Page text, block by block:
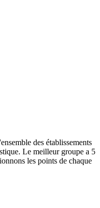
des établissements
Le meilleur groupe a 5
les points de chaque